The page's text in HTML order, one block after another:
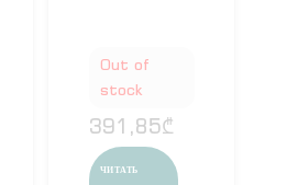
Out of
stock
391,85₾
ЧИТАТЬ